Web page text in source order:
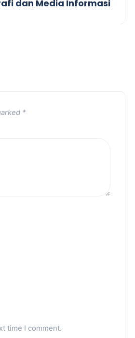
dan Media Informasi
*
time I comment.